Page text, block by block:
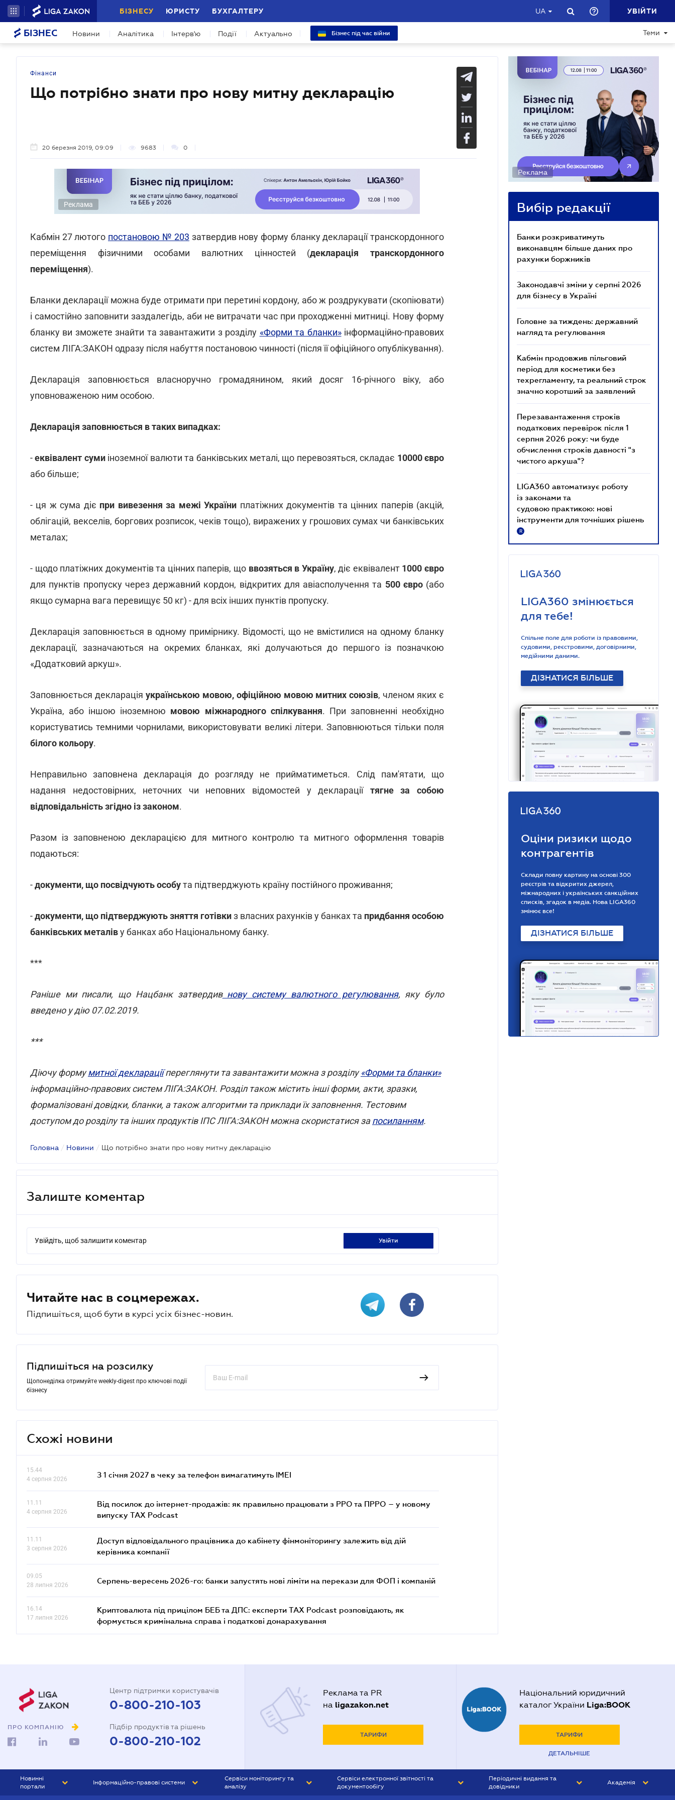
БІЗНЕСУ ЮРИСТУ БУХГАЛТЕРУ UA УВІЙТИ
БІЗНЕС Новини Аналітика Інтерв'ю Події Актуально Бізнес під час війни Теми
Фінанси
Що потрібно знати про нову митну декларацію
20 березня 2019, 09:09 9683 0
Реклама
Кабмін 27 лютого постановою № 203 затвердив нову форму бланку декларації транскордонного
переміщення фізичними особами валютних цінностей (декларація транскордонного
переміщення).
Бланки декларації можна буде отримати при перетині кордону, або ж роздрукувати (скопіювати)
і самостійно заповнити заздалегідь, аби не витрачати час при проходженні митниці. Нову форму
бланку ви зможете знайти та завантажити з розділу «Форми та бланки»інформаційно-правових
систем ЛІГА:ЗАКОН одразу після набуття постановою чинності (після її офіційного опублікування).
Декларація заповнюється власноручно громадянином, який досяг 16-річного віку, або
уповноваженою ним особою.
Декларація заповнюється в таких випадках:
-еквівалент суми іноземної валюти та банківських металі, що перевозяться, складає 10000 євро
або більше;
- ця ж сума діє при вивезення за межі України платіжних документів та цінних паперів (акцій,
облігацій, векселів, боргових розписок, чеків тощо), виражених у грошових сумах чи банківських
металах;
- щодо платіжних документів та цінних паперів, що ввозяться в Україну, діє еквівалент 1000 євро
для пунктів пропуску через державний кордон, відкритих для авіасполучення та 500 євро(або
якщо сумарна вага перевищує 50 кг) - для всіх інших пунктів пропуску.
Декларація заповнюється в одному примірнику. Відомості, що не вмістилися на одному бланку
декларації, зазначаються на окремих бланках, які долучаються до першого із позначкою
«Додатковий аркуш».
Заповнюється декларація українською мовою, офіційною мовою митних союзів, членом яких є
Україна, або іншою іноземною мовою міжнародного спілкування. При заповненні необхідно
користуватись темними чорнилами, використовувати великі літери. Заповнюються тільки поля
білого кольору.
Неправильно заповнена декларація до розгляду не прийматиметься. Слід пам'ятати, що
надання недостовірних, неточних чи неповних відомостей у декларації тягне за собою
відповідальність згідно із законом.
Разом із заповненою декларацією для митного контролю та митного оформлення товарів
подаються:
-документи, що посвідчують особута підтверджують країну постійного проживання;
-документи, що підтверджують зняття готівкиз власних рахунків у банках та придбання особою
банківських металіву банках або Національному банку.
***
Раніше ми писали, що Нацбанк затвердивнову систему валютного регулювання, яку було
введено у дію 07.02.2019.
***
Діючу формумитної декларації переглянути та завантажити можна з розділу«Форми та бланки»
інформаційно-правових систем ЛІГА:ЗАКОН. Розділ також містить інші форми, акти, зразки,
формалізовані довідки, бланки, а також алгоритми та приклади їх заповнення. Тестовим
доступом до розділу та інших продуктів ІПС ЛІГА:ЗАКОН можна скористатися запосиланням.
Головна / Новини / Що потрібно знати про нову митну декларацію
Залиште коментар
Увійдіть, щоб залишити коментар увійти
Читайте нас в соцмережах.
Підпишіться, щоб бути в курсі усіх бізнес-новин.
Підпишіться на розсилку
Щопонеділка отримуйте weekly-digest про ключові події
бізнесу
Схожі новини
15.44
4 серпня 2026
З 1 січня 2027 в чеку за телефон вимагатимуть IMEI
11.11
4 серпня 2026
Від посилок до інтернет-продажів: як правильно працювати з РРО та ПРРО – у новому
випуску TAX Podcast
11.11
3 серпня 2026
Доступ відповідального працівника до кабінету фінмоніторингу залежить від дій
керівника компанії
09.05
28 липня 2026
Серпень-вересень 2026-го: банки запустять нові ліміти на перекази для ФОП і компаній
16.14
17 липня 2026
Криптовалюта під прицілом БЕБ та ДПС: експерти TAX Podcast розповідають, як
формується кримінальна справа і податкові донарахування
Реклама
Вибір редакції
Банки розкриватимуть
виконавцям більше даних про
рахунки боржників
Законодавчі зміни у серпні 2026
для бізнесу в Україні
Головне за тиждень: державний
нагляд та регулювання
Кабмін продовжив пільговий
період для косметики без
техрегламенту, та реальний строк
значно коротший за заявлений
Перезавантаження строків
податкових перевірок після 1
серпня 2026 року: чи буде
обчислення строків давності "з
чистого аркуша"?
LIGA360 автоматизує роботу
із законами та
судовою практикою: нові
інструменти для точніших рішень
R
LIGA360 змінюється
для тебе!
Спільне поле для роботи із правовими,
судовими, реєстровими, договірними,
медійними даними.
ДІЗНАТИСЯ БІЛЬШЕ
Оціни ризики щодо
контрагентів
Склади повну картину на основі 300
реєстрів та відкритих джерел,
міжнародних і українських санкційних
списків, згадок в медіа. Нова LIGA360
змінює все!
ДІЗНАТИСЯ БІЛЬШЕ
ПРО КОМПАНІЮ
Центр підтримки користувачів
0-800-210-103
Підбір продуктів та рішень
0-800-210-102
Реклама та PR
на ligazakon.net
ТАРИФИ
Національний юридичний
каталог України Liga:BOOK
ТАРИФИ
ДЕТАЛЬНІШЕ
Новинні
портали
Інформаційно-правові системи
Сервіси моніторингу та
аналізу
Сервіси електронної звітності та
документообігу
Періодичні видання та
довідники
Академія